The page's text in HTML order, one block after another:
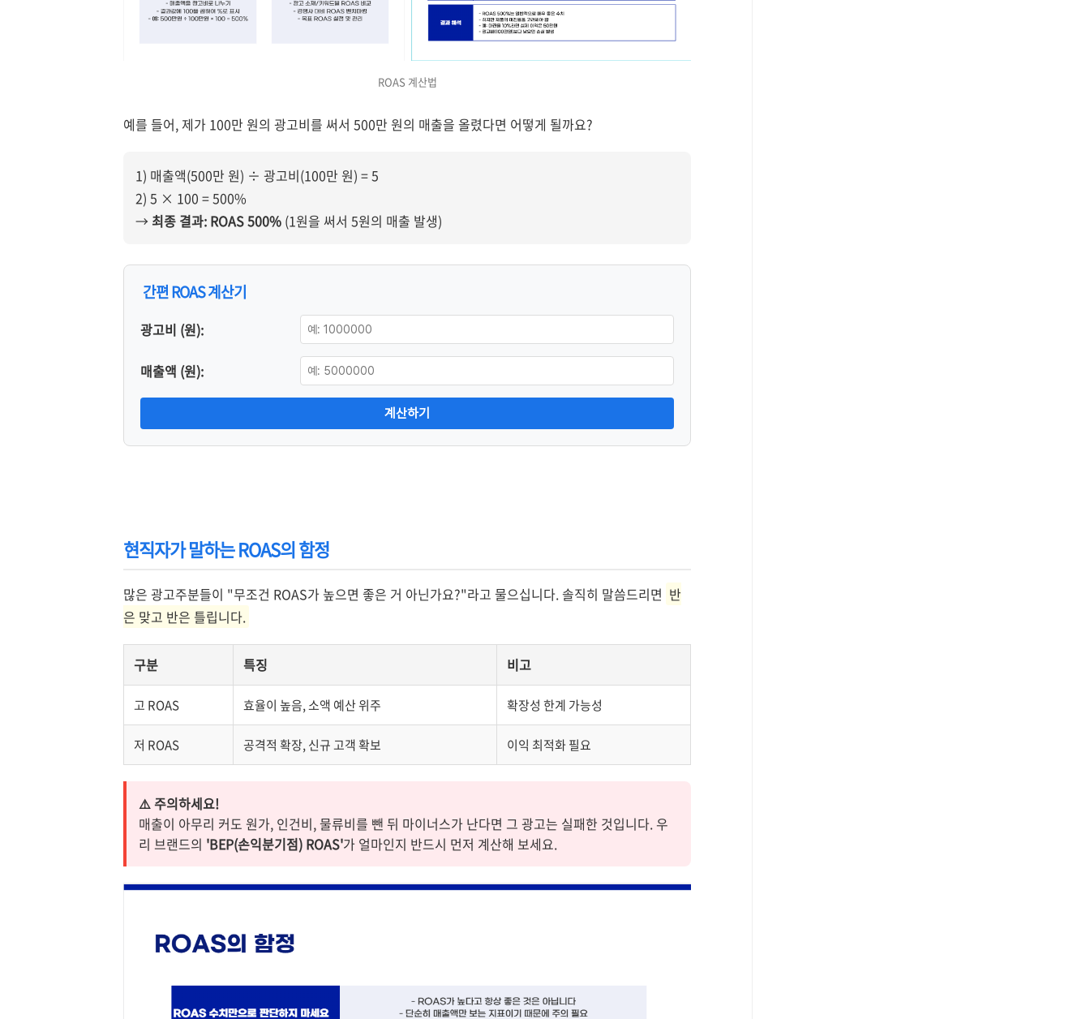
ROAS 계산법
예를 들어, 제가 100만 원의 광고비를 써서 500만 원의 매출을 올렸다면 어떻게 될까요?
1) 매출액(500만 원) ÷ 광고비(100만 원) = 5
2) 5 × 100 = 500%
→ 최종 결과: ROAS 500% (1원을 써서 5원의 매출 발생)
간편 ROAS 계산기
광고비 (원):
매출액 (원):
계산하기
현직자가 말하는 ROAS의 함정
많은 광고주분들이 "무조건 ROAS가 높으면 좋은 거 아닌가요?"라고 물으십니다. 솔직히 말씀드리면 반
은 맞고 반은 틀립니다.
구분 특징 비고
고 ROAS 효율이 높음, 소액 예산 위주 확장성 한계 가능성
저 ROAS 공격적 확장, 신규 고객 확보 이익 최적화 필요
⚠️ 주의하세요!
매출이 아무리 커도 원가, 인건비, 물류비를 뺀 뒤 마이너스가 난다면 그 광고는 실패한 것입니다. 우
리 브랜드의 'BEP(손익분기점) ROAS'가 얼마인지 반드시 먼저 계산해 보세요.